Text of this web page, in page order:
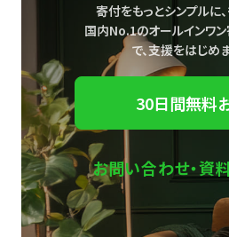
寄付をもっとシンプルに
国内No.1のオールインワ
で、支援をはじめま
30日間無料
お問い合わせ・資